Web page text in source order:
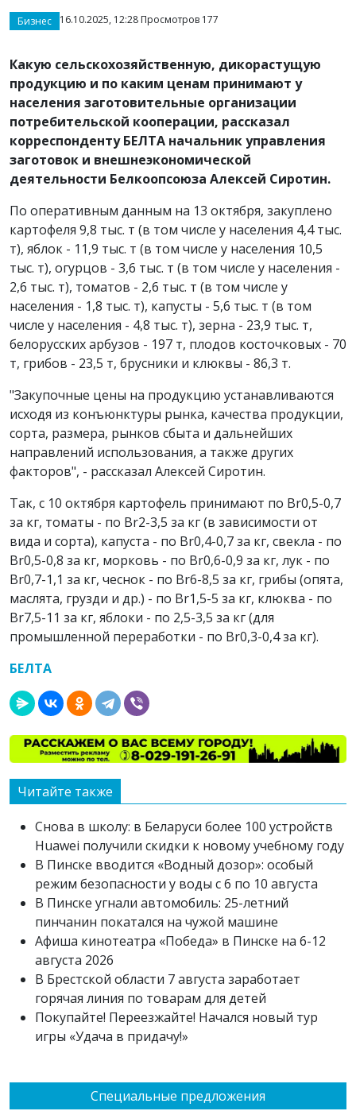
Специальные предложения
Бизнес 16.10.2025, 12:28 Просмотров 177
Какую сельскохозяйственную, дикорастущую
продукцию и по каким ценам принимают у
населения заготовительные организации
потребительской кооперации, рассказал
корреспонденту БЕЛТА начальник управления
заготовок и внешнеэкономической
деятельности Белкоопсоюза Алексей Сиротин.
По оперативным данным на 13 октября, закуплено
картофеля 9,8 тыс. т (в том числе у населения 4,4 тыс.
т), яблок - 11,9 тыс. т (в том числе у населения 10,5
тыс. т), огурцов - 3,6 тыс. т (в том числе у населения -
2,6 тыс. т), томатов - 2,6 тыс. т (в том числе у
населения - 1,8 тыс. т), капусты - 5,6 тыс. т (в том
числе у населения - 4,8 тыс. т), зерна - 23,9 тыс. т,
белорусских арбузов - 197 т, плодов косточковых - 70
т, грибов - 23,5 т, брусники и клюквы - 86,3 т.
"Закупочные цены на продукцию устанавливаются
исходя из конъюнктуры рынка, качества продукции,
сорта, размера, рынков сбыта и дальнейших
направлений использования, а также других
факторов", - рассказал Алексей Сиротин.
Так, с 10 октября картофель принимают по Br0,5-0,7
за кг, томаты - по Br2-3,5 за кг (в зависимости от
вида и сорта), капуста - по Br0,4-0,7 за кг, свекла - по
Br0,5-0,8 за кг, морковь - по Br0,6-0,9 за кг, лук - по
Br0,7-1,1 за кг, чеснок - по Br6-8,5 за кг, грибы (опята,
маслята, грузди и др.) - по Br1,5-5 за кг, клюква - по
Br7,5-11 за кг, яблоки - по 2,5-3,5 за кг (для
промышленной переработки - по Br0,3-0,4 за кг).
БЕЛТА
Читайте также
Снова в школу: в Беларуси более 100 устройств
Huawei получили скидки к новому учебному году
В Пинске вводится «Водный дозор»: особый
режим безопасности у воды с 6 по 10 августа
В Пинске угнали автомобиль: 25-летний
пинчанин покатался на чужой машине
Афиша кинотеатра «Победа» в Пинске на 6-12
августа 2026
В Брестской области 7 августа заработает
горячая линия по товарам для детей
Покупайте! Переезжайте! Начался новый тур
игры «Удача в придачу!»